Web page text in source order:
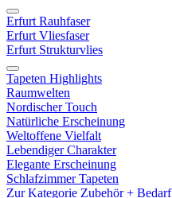
Erfurt Rauhfaser
Erfurt Vliesfaser
Erfurt Strukturvlies
Tapeten Highlights
Raumwelten
Nordischer Touch
Natürliche Erscheinung
Weltoffene Vielfalt
Lebendiger Charakter
Elegante Erscheinung
Schlafzimmer Tapeten
Zur Kategorie Zubehör + Bedarf